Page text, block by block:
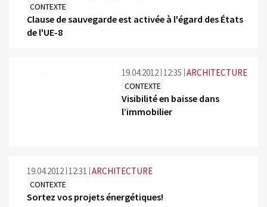
CONTEXTE
Clause de sauvegarde est activée à l'égard des États
de l'UE-8
19.04.2012 12:35 ARCHITECTURE
CONTEXTE
Visibilité en baisse dans
l’immobilier
19.04.2012 12:31 ARCHITECTURE
CONTEXTE
Sortez vos projets énergétiques!